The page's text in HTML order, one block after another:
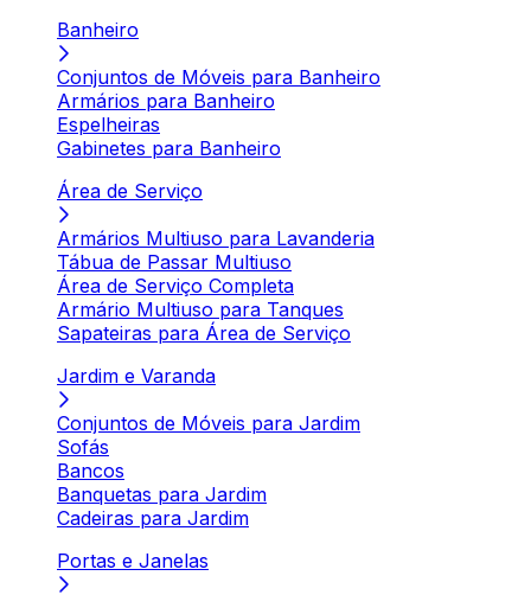
Banheiro
Conjuntos de Móveis para Banheiro
Armários para Banheiro
Espelheiras
Gabinetes para Banheiro
Área de Serviço
Armários Multiuso para Lavanderia
Tábua de Passar Multiuso
Área de Serviço Completa
Armário Multiuso para Tanques
Sapateiras para Área de Serviço
Jardim e Varanda
Conjuntos de Móveis para Jardim
Sofás
Bancos
Banquetas para Jardim
Cadeiras para Jardim
Portas e Janelas